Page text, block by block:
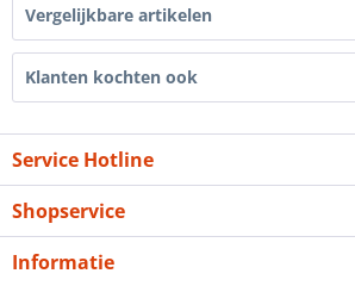
Vergelijkbare artikelen
Klanten kochten ook
Service Hotline
Shopservice
Informatie